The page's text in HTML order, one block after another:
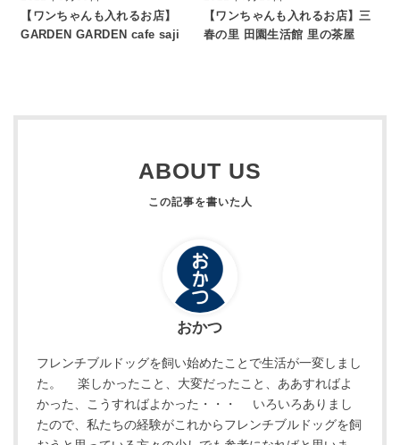
【ワンちゃんも入れるお店】
GARDEN GARDEN cafe saji
【ワンちゃんも入れるお店】三
春の里 田園生活館 里の茶屋
ABOUT US
おかつ
フレンチブルドッグを飼い始めたことで生活が一変しまし
た。 楽しかったこと、大変だったこと、ああすればよ
かった、こうすればよかった・・・ いろいろありまし
たので、私たちの経験がこれからフレンチブルドッグを飼